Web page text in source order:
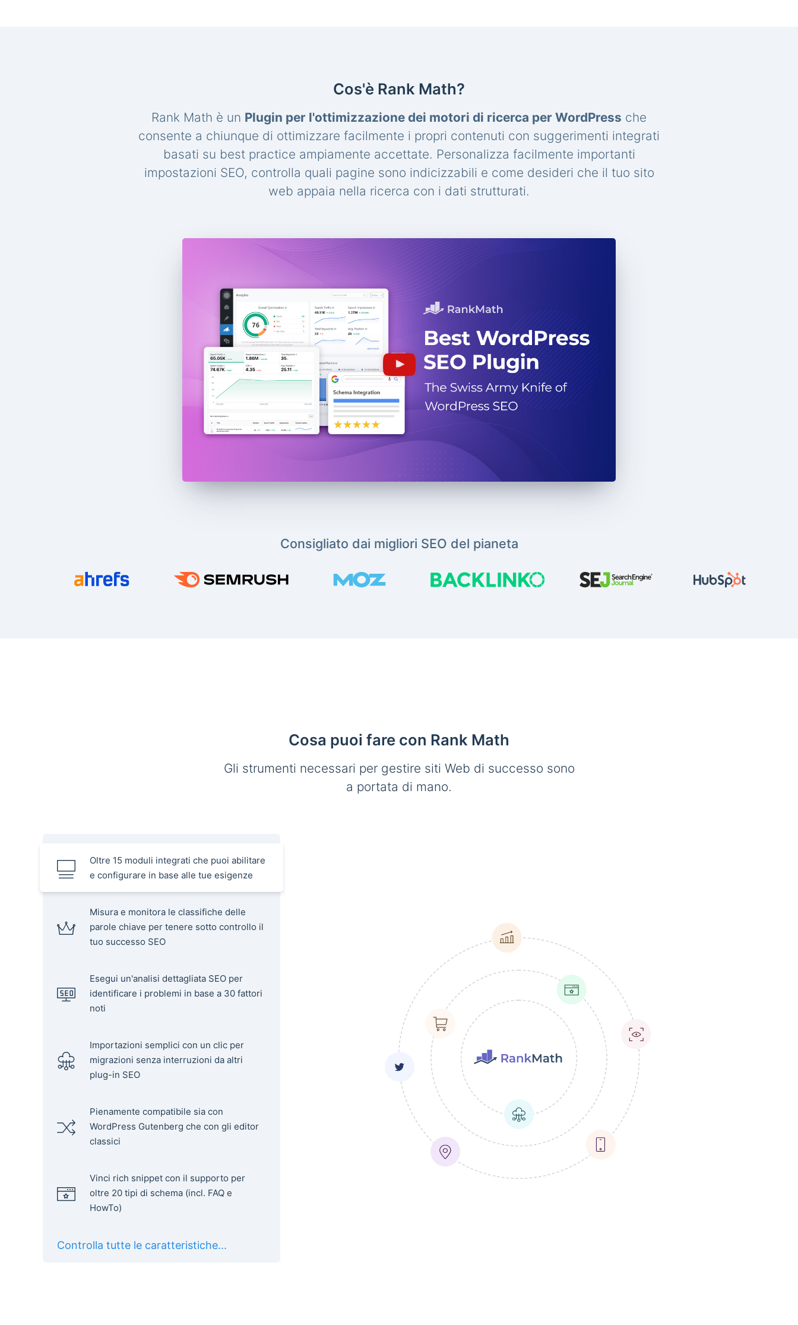
Cos'è Rank Math?
Rank Math è un Plugin per l'ottimizzazione dei motori di ricerca per WordPress che
consente a chiunque di ottimizzare facilmente i propri contenuti con suggerimenti integrati
basati su best practice ampiamente accettate. Personalizza facilmente importanti
impostazioni SEO, controlla quali pagine sono indicizzabili e come desideri che il tuo sito
web appaia nella ricerca con i dati strutturati.
Consigliato dai migliori SEO del pianeta
Cosa puoi fare con Rank Math
Gli strumenti necessari per gestire siti Web di successo sono
a portata di mano.
Oltre 15 moduli integrati che puoi abilitare
e configurare in base alle tue esigenze
Misura e monitora le classifiche delle
parole chiave per tenere sotto controllo il
tuo successo SEO
Esegui un'analisi dettagliata SEO per
identificare i problemi in base a 30 fattori
noti
Importazioni semplici con un clic per
migrazioni senza interruzioni da altri
plug-in SEO
Pienamente compatibile sia con
WordPress Gutenberg che con gli editor
classici
Vinci rich snippet con il supporto per
oltre 20 tipi di schema (incl. FAQ e
HowTo)
Controlla tutte le caratteristiche...